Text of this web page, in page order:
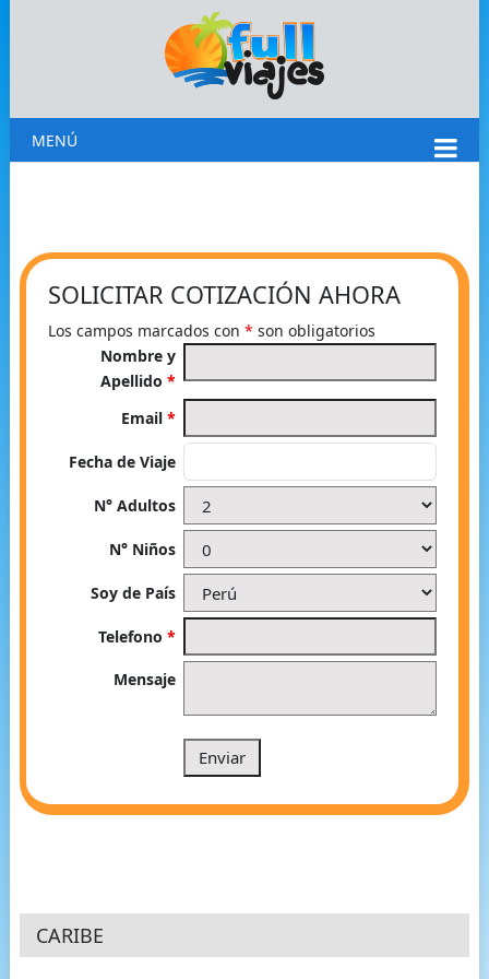
MENÚ
SOLICITAR COTIZACIÓN AHORA
Los campos marcados con * son obligatorios
Nombre y
Apellido*
Email*
Fecha de Viaje
N° Adultos
N° Niños
Soy de País
Telefono*
Mensaje
CARIBE